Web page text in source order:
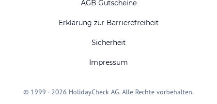
AGB Gutscheine
Erklärung zur Barrierefreiheit
Sicherheit
Impressum
© 1999 - 2026 HolidayCheck AG. Alle Rechte vorbehalten.